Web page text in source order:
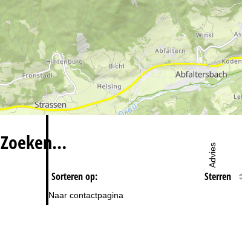
Openingstijden
ma-do:
09:00-17:00
vr:
09:00-14:00
za-zo:
gesloten
Naar contactpagina
Advies
Zoeken…
Sorteren op: Sterren